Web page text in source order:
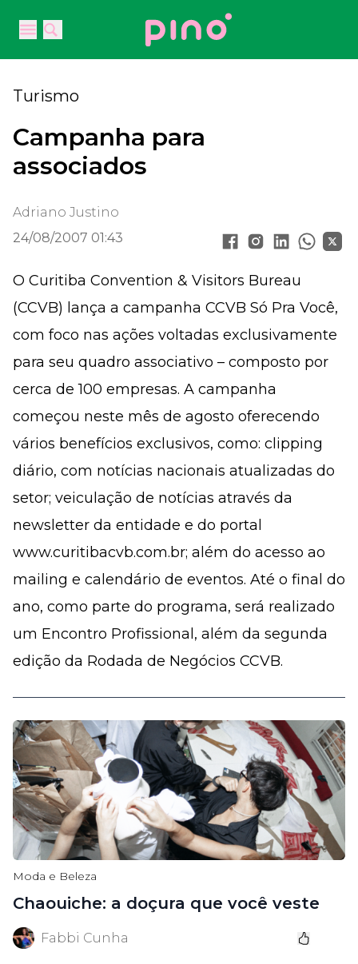
Open main menu
Open main menu
Your Company
Turismo
Campanha para
associados
Adriano Justino
24/08/2007 01:43
O Curitiba Convention & Visitors Bureau
(CCVB) lança a campanha CCVB Só Pra Você,
com foco nas ações voltadas exclusivamente
para seu quadro associativo – composto por
cerca de 100 empresas. A campanha
começou neste mês de agosto oferecendo
vários benefícios exclusivos, como: clipping
diário, com notícias nacionais atualizadas do
setor; veiculação de notícias através da
newsletter da entidade e do portal
www.curitibacvb.com.br; além do acesso ao
mailing e calendário de eventos. Até o final do
ano, como parte do programa, será realizado
um Encontro Profissional, além da segunda
edição da Rodada de Negócios CCVB.
Moda e Beleza
Chaouiche: a doçura que você veste
Fabbi Cunha